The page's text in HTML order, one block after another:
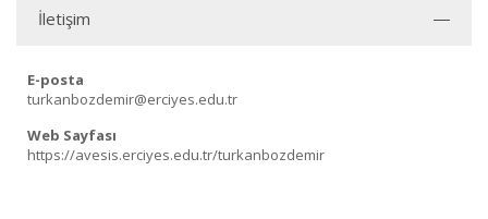
İletişim
E-posta
turkanbozdemir@erciyes.edu.tr
Web Sayfası
https://avesis.erciyes.edu.tr/turkanbozdemir